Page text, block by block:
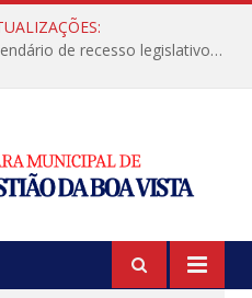
Câmara Municipal informa calendário de recesso legislativo de julho